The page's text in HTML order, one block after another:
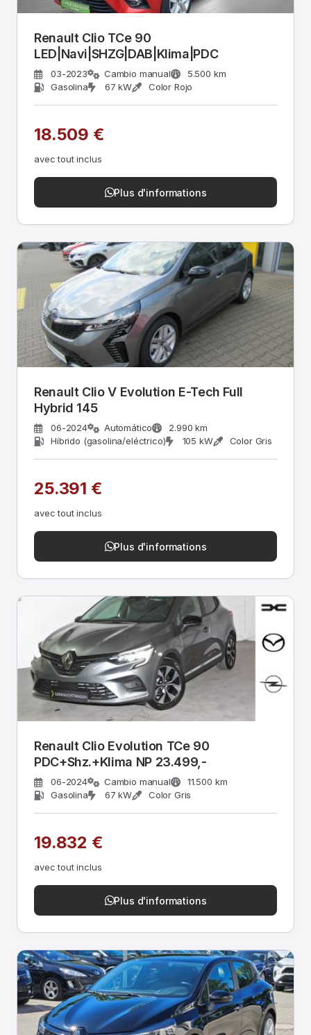
Renault Clio TCe 90
LED|Navi|SHZG|DAB|Klima|PDC
03-2023 Cambio manual
5.500 km
Gasolina
67 kW Color Rojo
18.509 €
avec tout inclus
Plus d'informations
Renault Clio V Evolution E-Tech Full
Hybrid 145
06-2024 Automático
2.990 km
Híbrido (gasolina/eléctrico)
105 kW Color Gris
25.391 €
avec tout inclus
Plus d'informations
Renault Clio Evolution TCe 90
PDC+Shz.+Klima NP 23.499,-
06-2024 Cambio manual
11.500 km
Gasolina
67 kW Color Gris
19.832 €
avec tout inclus
Plus d'informations